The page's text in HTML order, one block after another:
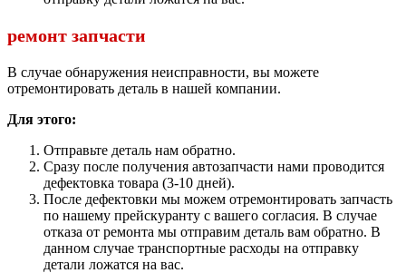
ремонт запчасти
В случае обнаружения неисправности, вы можете
отремонтировать деталь в нашей компании.
Для этого:
Отправьте деталь нам обратно.
Сразу после получения автозапчасти нами проводится
дефектовка товара (3-10 дней).
После дефектовки мы можем отремонтировать запчасть
по нашему прейскуранту с вашего согласия. В случае
отказа от ремонта мы отправим деталь вам обратно. В
данном случае транспортные расходы на отправку
детали ложатся на вас.